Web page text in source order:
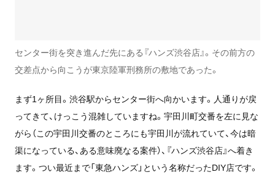
センター街を突き進んだ先にある『ハンズ渋谷店』。その前方の
交差点から向こうが東京陸軍刑務所の敷地であった。
まず1ヶ所目。渋谷駅からセンター街へ向かいます。人通りが戻
ってきて、けっこう混雑していますね。宇田川町交番を左に見な
がら（この宇田川交番のところにも宇田川が流れていて、今は暗
渠になっている、ある意味廃なる案件）、『ハンズ渋谷店』へ着き
ます。つい最近まで「東急ハンズ」という名称だったDIY店です。